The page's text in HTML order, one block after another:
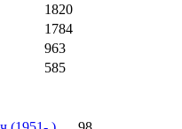
1820
1784
963
585